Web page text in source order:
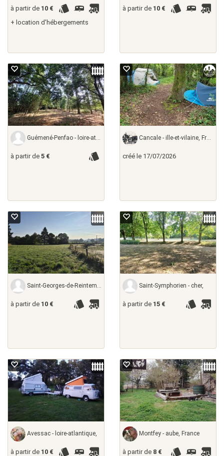
à partir de 10 €
+ location d'hébergements
à partir de 10 €
Guémené-Penfao - loire-atlantique,
à partir de 5 €
Cancale - ille-et-vilaine, France
créé le 17/07/2026
Saint-Georges-de-Reintembault - ille-et-vilaine,
à partir de 10 €
Saint-Symphorien - cher,
à partir de 15 €
Avessac - loire-atlantique,
à partir de 10 €
Montfey - aube, France
à partir de 8 €